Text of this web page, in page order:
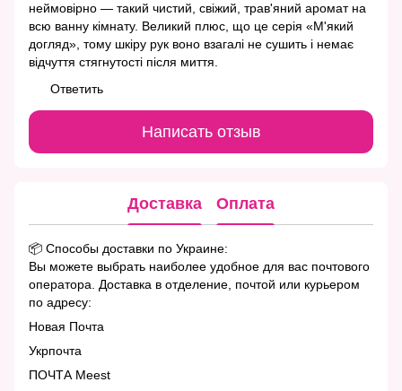
неймовірно — такий чистий, свіжий, трав'яний аромат на
всю ванну кімнату. Великий плюс, що це серія «М'який
догляд», тому шкіру рук воно взагалі не сушить і немає
відчуття стягнутості після миття.
Ответить
Написать отзыв
Доставка Оплата
📦 Способы доставки по Украине:
Вы можете выбрать наиболее удобное для вас почтового
оператора. Доставка в отделение, почтой или курьером
по адресу:
Новая Почта
Укрпочта
ПОЧТА Meest